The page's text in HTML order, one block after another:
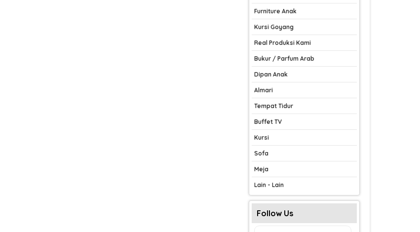
Furniture Anak
Kursi Goyang
Real Produksi Kami
Bukur / Parfum Arab
Dipan Anak
Almari
Tempat Tidur
Buffet TV
Kursi
Sofa
Meja
Lain - Lain
Follow Us